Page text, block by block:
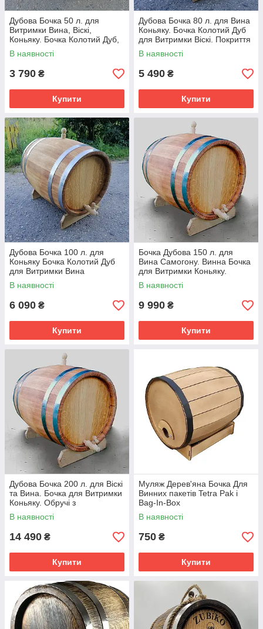
Дубова Бочка 50 л. для
Витримки Вина, Віскі,
Коньяку. Бочка Колотий Дуб,
Обручі Нержавіюча Сталь
В наявності
3 790 ₴
Купити
Дубова Бочка 80 л. для Вина
Коньяку. Бочка Колотий Дуб
для Витримки Віскі. Покриття
Воском
В наявності
5 490 ₴
Купити
Дубова Бочка 100 л. для
Коньяку Бочка Колотий Дуб
для Витримки Вина
Самогону, Покриття Воском
В наявності
6 090 ₴
Купити
Бочка Дубова 150 л. для
Вина Самогону. Винна Бочка
для Витримки Коньяку.
Обручі Нержавіюча Сталь
В наявності
9 990 ₴
Купити
Дубова Бочка 200 л. для Віскі
та Вина. Бочка для Витримки
Коньяку. Обручі з
Нержавіючої Сталі. Покриття
Воском
В наявності
14 490 ₴
Купити
Муляж Дерев'яна Бочка Для
Винних пакетів Tetra Pak і
Bag-In-Box
В наявності
750 ₴
Купити